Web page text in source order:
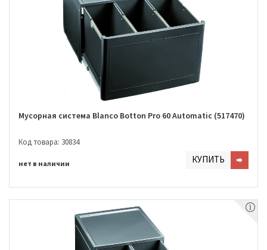
Мусорная система Blanco Botton Pro 60 Automatic (517470)
Код товара: 30834
нет в наличии КУПИТЬ